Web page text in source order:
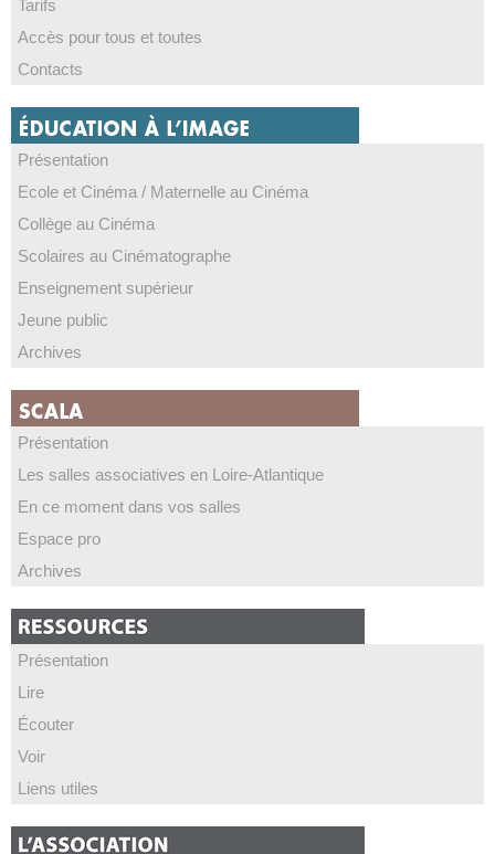
Tarifs
Accès pour tous et toutes
Contacts
Présentation
Ecole et Cinéma / Maternelle au Cinéma
Collège au Cinéma
Scolaires au Cinématographe
Enseignement supérieur
Jeune public
Archives
Présentation
Les salles associatives en Loire-Atlantique
En ce moment dans vos salles
Espace pro
Archives
Présentation
Lire
Écouter
Voir
Liens utiles